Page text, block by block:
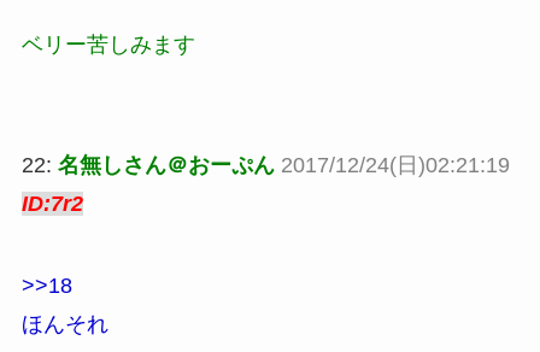
ベリー苦しみます
22: 名無しさん＠おーぷん 2017/12/24(日)02:21:19
ID:7r2
>>18
ほんそれ